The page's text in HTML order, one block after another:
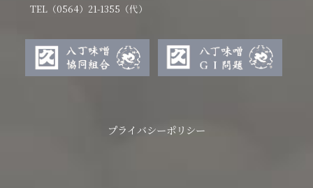
TEL（0564）21-1355（代）
プライバシーポリシー